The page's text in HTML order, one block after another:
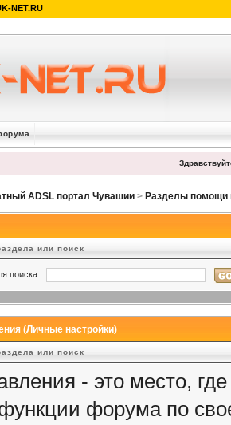
ADSL портал Чувашии> Разделы помощи
или поиск
поиска
(Личные настройки)
или поиск
- это место,
форума по